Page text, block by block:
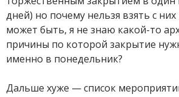
дней) но почему нельзя взять с
может быть, я не знаю какой-то
причины по которой закрытие
именно в понедельник?
Дальше хуже — список